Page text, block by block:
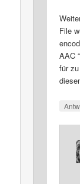
File
AAC
für